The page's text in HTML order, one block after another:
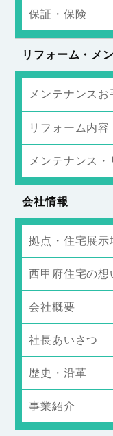
保証・保険
リフォーム・メ
メンテナンスお
リフォーム内容
メンテナンス
会社情報
拠点・住宅展示
西甲府住宅の想
会社概要
社長あいさつ
歴史・沿革
事業紹介